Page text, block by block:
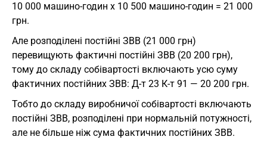
10 000 машино-годин х 10 500 машино-годин = 21 000
грн.
Але розподілені постійні ЗВВ (21 000 грн)
перевищують фактичні постійні ЗВВ (20 200 грн),
тому до складу собівартості включають усю суму
фактичних постійних ЗВВ: Д-т 23 К-т 91 — 20 200 грн.
Тобто до складу виробничої собівартості включають
постійні ЗВВ, розподілені при нормальній потужності,
але не більше ніж сума фактичних постійних ЗВВ.